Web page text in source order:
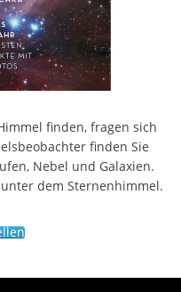
finden, fragen sich
finden Sie
Nebel und Galaxien.
dem Sternenhimmel.